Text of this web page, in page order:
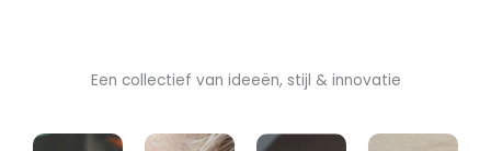
Een collectief van ideeën, stijl & innovatie